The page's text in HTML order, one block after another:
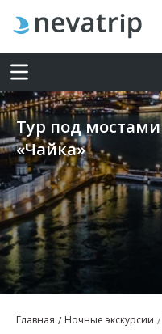
Тур под
«Чайка»
Главная Ночные экскурсии